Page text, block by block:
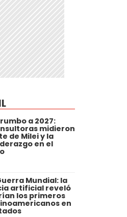
a 2027:
midieron
de Milei y la
en el
Mundial: la
artificial reveló
los primeros
en